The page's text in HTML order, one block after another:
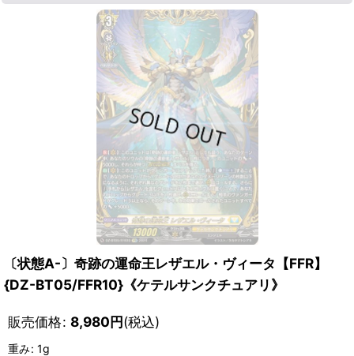
〔状態A-〕奇跡の運命王レザエル・ヴィータ【FFR】
{DZ-BT05/FFR10}《ケテルサンクチュアリ》
販売価格: 8,980円(税込)
重み: 1g